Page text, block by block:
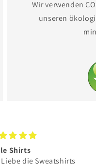
Wir verwenden
unseren
Shirts
die Sweatshirts